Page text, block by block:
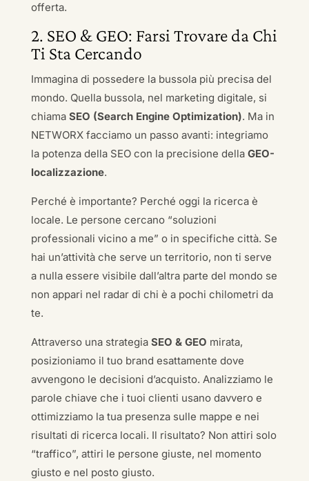
offerta.
2. SEO & GEO: Farsi Trovare da Chi
Ti Sta Cercando
Immagina di possedere la bussola più precisa del
mondo. Quella bussola, nel marketing digitale, si
chiama SEO (Search Engine Optimization). Ma in
NETWORX facciamo un passo avanti: integriamo
la potenza della SEO con la precisione della GEO-
localizzazione.
Perché è importante? Perché oggi la ricerca è
locale. Le persone cercano “soluzioni
professionali vicino a me” o in specifiche città. Se
hai un’attività che serve un territorio, non ti serve
a nulla essere visibile dall’altra parte del mondo se
non appari nel radar di chi è a pochi chilometri da
te.
Attraverso una strategia SEO & GEO mirata,
posizioniamo il tuo brand esattamente dove
avvengono le decisioni d’acquisto. Analizziamo le
parole chiave che i tuoi clienti usano davvero e
ottimizziamo la tua presenza sulle mappe e nei
risultati di ricerca locali. Il risultato? Non attiri solo
“traffico”, attiri le persone giuste, nel momento
giusto e nel posto giusto.